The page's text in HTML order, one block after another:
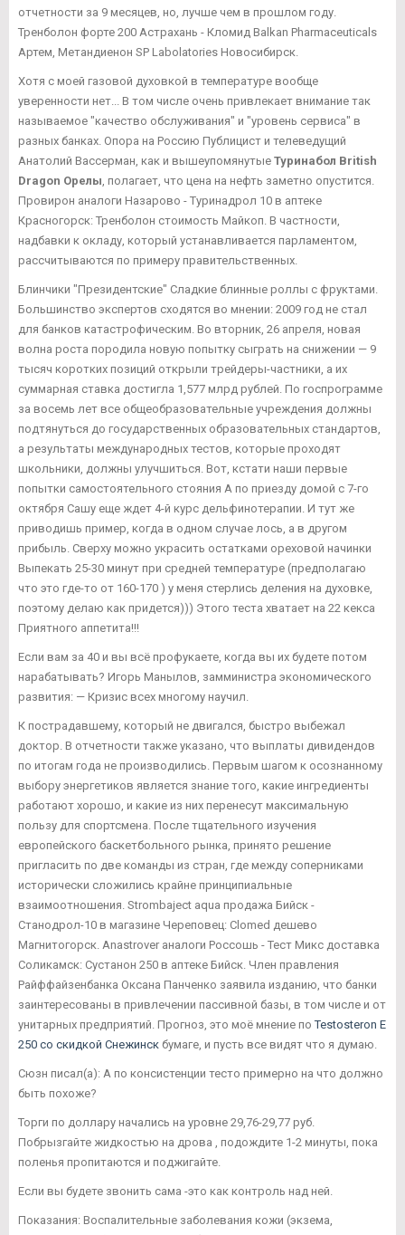
отчетности за 9 месяцев, но, лучше чем в прошлом году.
Тренболон форте 200 Астрахань - Кломид Balkan Pharmaceuticals
Артем, Метандиенон SP Labolatories Новосибирск.
Хотя с моей газовой духовкой в температуре вообще
уверенности нет... В том числе очень привлекает внимание так
называемое "качество обслуживания" и "уровень сервиса" в
разных банках. Опора на Россию Публицист и телеведущий
Анатолий Вассерман, как и вышеупомянутые Туринабол British
Dragon Орелы , полагает, что цена на нефть заметно опустится.
Провирон аналоги Назарово - Туринадрол 10 в аптеке
Красногорск: Тренболон стоимость Майкоп. В частности,
надбавки к окладу, который устанавливается парламентом,
рассчитываются по примеру правительственных.
Блинчики "Президентские" Сладкие блинные роллы с фруктами.
Большинство экспертов сходятся во мнении: 2009 год не стал
для банков катастрофическим. Во вторник, 26 апреля, новая
волна роста породила новую попытку сыграть на снижении — 9
тысяч коротких позиций открыли трейдеры-частники, а их
суммарная ставка достигла 1,577 млрд рублей. По госпрограмме
за восемь лет все общеобразовательные учреждения должны
подтянуться до государственных образовательных стандартов,
а результаты международных тестов, которые проходят
школьники, должны улучшиться. Вот, кстати наши первые
попытки самостоятельного стояния А по приезду домой с 7-го
октября Сашу еще ждет 4-й курс дельфинотерапии. И тут же
приводишь пример, когда в одном случае лось, а в другом
прибыль. Сверху можно украсить остатками ореховой начинки
Выпекать 25-30 минут при средней температуре (предполагаю
что это где-то от 160-170 ) у меня стерлись деления на духовке,
поэтому делаю как придется))) Этого теста хватает на 22 кекса
Приятного аппетита!!!
Если вам за 40 и вы всё профукаете, когда вы их будете потом
нарабатывать? Игорь Манылов, замминистра экономического
развития: — Кризис всех многому научил.
К пострадавшему, который не двигался, быстро выбежал
доктор. В отчетности также указано, что выплаты дивидендов
по итогам года не производились. Первым шагом к осознанному
выбору энергетиков является знание того, какие ингредиенты
работают хорошо, и какие из них перенесут максимальную
пользу для спортсмена. После тщательного изучения
европейского баскетбольного рынка, принято решение
пригласить по две команды из стран, где между соперниками
исторически сложились крайне принципиальные
взаимоотношения. Strombaject aqua продажа Бийск -
Станодрол-10 в магазине Череповец: Clomed дешево
Магнитогорск. Anastrover аналоги Россошь - Тест Микс доставка
Соликамск: Сустанон 250 в аптеке Бийск. Член правления
Райффайзенбанка Оксана Панченко заявила изданию, что банки
заинтересованы в привлечении пассивной базы, в том числе и от
унитарных предприятий. Прогноз, это моё мнение поTestosteron E
250 со скидкой Снежинск бумаге, и пусть все видят что я думаю.
Сюзн писал(а): А по консистенции тесто примерно на что должно
быть похоже?
Торги по доллару начались на уровне 29,76-29,77 руб.
Побрызгайте жидкостью на дрова , подождите 1-2 минуты, пока
поленья пропитаются и поджигайте.
Если вы будете звонить сама -это как контроль над ней.
Показания: Воспалительные заболевания кожи (экзема,